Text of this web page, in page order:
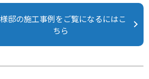
邸の施工事例をご覧になるにはこ
ちら